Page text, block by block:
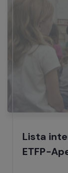
Lista
ETFP-